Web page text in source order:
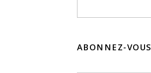
ABONNEZ-VOUS